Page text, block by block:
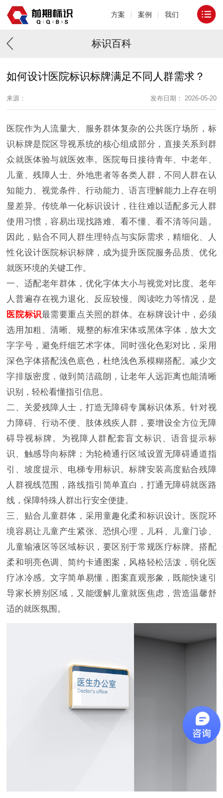
方案 案例 我们
标识百科
如何设计医院标识标牌满足不同人群需求？
来源： 发布日期： 2026-05-20
医院作为人流量大、服务群体复杂的公共医疗场所，标
识标牌是院区导视系统的核心组成部分，直接关系到群
众就医体验与就医效率。医院每日接待青年、中老年、
儿童、残障人士、外地患者等各类人群，不同人群在认
知能力、视觉条件、行动能力、语言理解能力上存在明
显差异。传统单一化标识设计，往往难以适配多元人群
使用习惯，容易出现找路难、看不懂、看不清等问题。
因此，贴合不同人群生理特点与实际需求，精细化、人
性化设计医院标识标牌，成为提升医院服务品质、优化
就医环境的关键工作。
一、适配老年群体，优化字体大小与视觉对比度。老年
人普遍存在视力退化、反应较慢、阅读吃力等情况，是
医院标识最需要重点关照的群体。在标牌设计中，必须
选用加粗、清晰、规整的标准宋体或黑体字体，放大文
字字号，避免纤细艺术字体。同时强化色彩对比，采用
深色字体搭配浅色底色，杜绝浅色系模糊搭配。减少文
字排版密度，做到简洁疏朗，让老年人远距离也能清晰
识别，轻松看懂指引信息。
二、关爱残障人士，打造无障碍专属标识体系。针对视
力障碍、行动不便、肢体残疾人群，要增设全方位无障
碍导视标牌。为视障人群配套盲文标识、语音提示标
识、触感导向标牌；为轮椅通行区域设置无障碍通道指
引、坡度提示、电梯专用标识。标牌安装高度贴合残障
人群视线范围，路线指引简单直白，打通无障碍就医路
线，保障特殊人群出行安全便捷。
三、贴合儿童群体，采用童趣化柔和标识设计。医院环
境容易让儿童产生紧张、恐惧心理，儿科、儿童门诊、
儿童输液区等区域标识，要区别于常规医疗标牌。搭配
柔和明亮色调、简约卡通图案，风格轻松活泼，弱化医
疗冰冷感。文字简单易懂，图案直观形象，既能快速引
导家长辨别区域，又能缓解儿童就医焦虑，营造温馨舒
适的就医氛围。